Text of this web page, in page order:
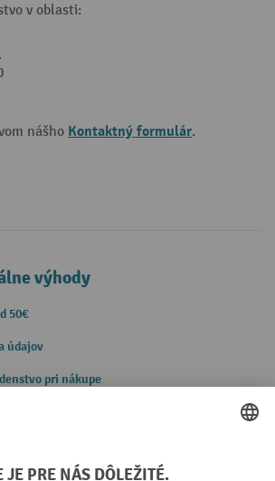
v oblasti:
nášho Kontaktný formulár.
výhody
50€
údajov
pri nákupe